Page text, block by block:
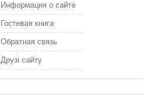
Информация о сайте
Гостевая книга
Обратная связь
Друзі сайту